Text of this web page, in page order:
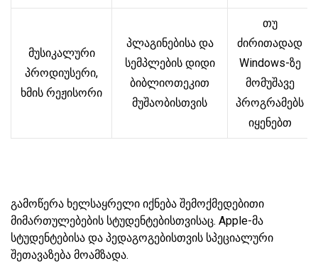
მუსიკალური
პროდიუსერი,
ხმის რეჟისორი
პლაგინებისა და
სემპლების დიდი
ბიბლიოთეკით
მუშაობისთვის
თუ
ძირითადად
Windows-ზე
მომუშავე
პროგრამებს
იყენებთ
გამოწერა ხელსაყრელი იქნება შემოქმედებითი
მიმართულებების სტუდენტებისთვისაც. Apple-მა
სტუდენტებისა და პედაგოგებისთვის სპეციალური
შეთავაზება მოამზადა.